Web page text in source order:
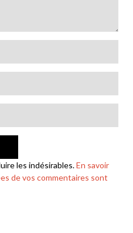
les indésirables.En savoir
de vos commentaires sont